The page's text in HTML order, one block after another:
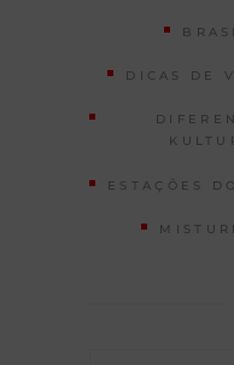
DICAS DE
ESTAÇÕES